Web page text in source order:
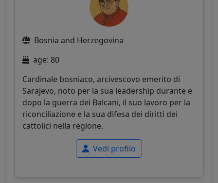
Bosnia and Herzegovina
age: 80
Cardinale bosniaco, arcivescovo emerito di
Sarajevo, noto per la sua leadership durante e
dopo la guerra dei Balcani, il suo lavoro per la
riconciliazione e la sua difesa dei diritti dei
cattolici nella regione.
Vedi profilo